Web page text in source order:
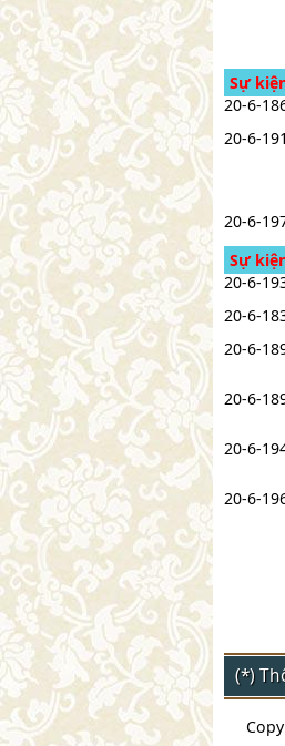
Sự
20-6-
20-6-
20-6-
Sự
20-6-
20-6-
20-6-
20-6-
20-6-
20-6-
(*)